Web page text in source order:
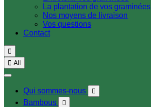
La plantation de vos graminées
Nos moyens de livraison
Vos questions
Contact

 All
Qui sommes-nous 
Bambous 